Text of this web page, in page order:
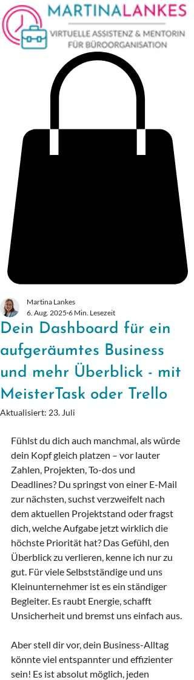
Dein Dashboard für ein
aufgeräumtes Business
und mehr Überblick - mit
MeisterTask oder Trello
Martina Lankes
6. Aug. 2025 6 Min. Lesezeit
Aktualisiert: 23. Juli
Fühlst du dich auch manchmal, als würde
dein Kopf gleich platzen – vor lauter
Zahlen, Projekten, To-dos und
Deadlines? Du springst von einer E-Mail
zur nächsten, suchst verzweifelt nach
dem aktuellen Projektstand oder fragst
dich, welche Aufgabe jetzt wirklich die
höchste Priorität hat? Das Gefühl, den
Überblick zu verlieren, kenne ich nur zu
gut. Für viele Selbstständige und uns
Kleinunternehmer ist es ein ständiger
Begleiter. Es raubt Energie, schafft
Unsicherheit und bremst uns einfach aus.
Aber stell dir vor, dein Business-Alltag
könnte viel entspannter und effizienter
sein! Es ist absolut möglich, jeden